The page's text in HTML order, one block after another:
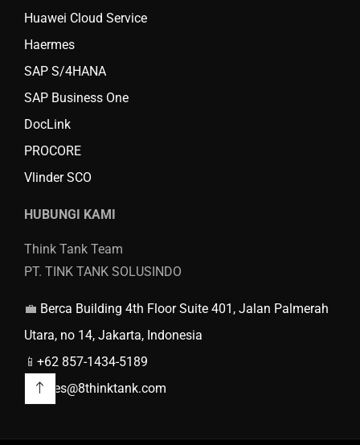
Huawei Cloud Service
Haermes
SAP S/4HANA
SAP Business One
DocLink
PROCORE
Vlinder SCO
HUBUNGI KAMI
Think Tank Team
PT. TINK TANK SOLUSINDO
💼 Berca Building 4th Floor Suite 401, Jalan Palmerah
Utara, no 14, Jakarta, Indonesia
📱 +62 857-1434-5189
📨sales@8thinktank.com